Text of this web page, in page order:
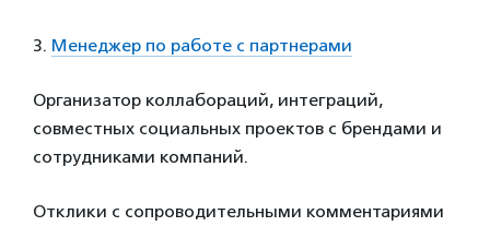
3. Менеджер по работе с партнерами
Организатор коллабораций, интеграций,
совместных социальных проектов с брендами и
сотрудниками компаний.
Отклики c сопроводительными комментариями